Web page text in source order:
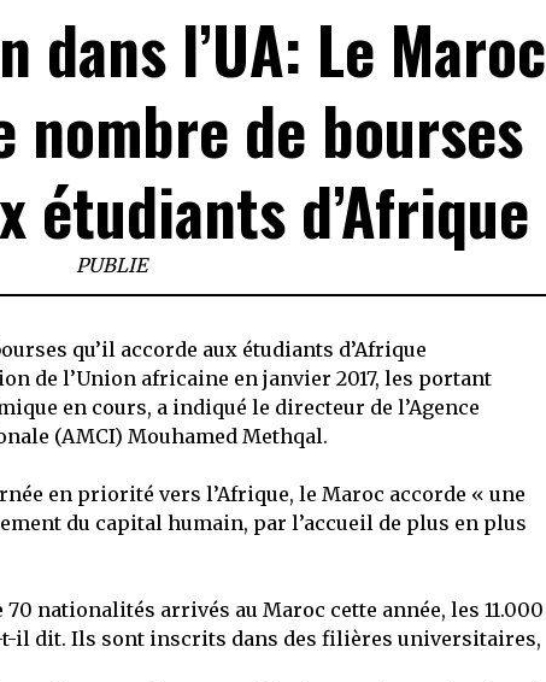
dans l’UA: Le Maroc
nombre de bourses
étudiants d’Afrique
PUBLIE
qu’il accorde aux étudiants d’Afrique
de l’Union africaine en janvier 2017, les portant
en cours, a indiqué le directeur de l’Agence
(AMCI) Mouhamed Methqal.
en priorité vers l’Afrique, le Maroc accorde « une
du capital humain, par l’accueil de plus en plus
nationalités arrivés au Maroc cette année, les 11.000
t-il dit. Ils sont inscrits dans des filières universitaires,